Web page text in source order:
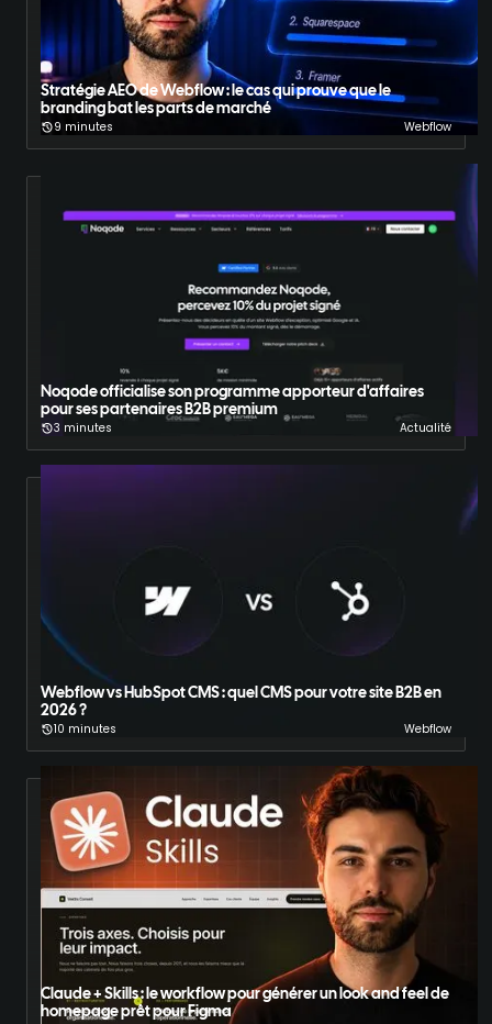
Stratégie AEO de Webflow : le cas qui prouve que le
branding bat les parts de marché
9 minutes Webflow
Noqode officialise son programme apporteur d'affaires
pour ses partenaires B2B premium
3 minutes Actualité
Webflow vs HubSpot CMS : quel CMS pour votre site B2B en
2026 ?
10 minutes Webflow
Claude + Skills : le workflow pour générer un look and feel de
homepage prêt pour Figma